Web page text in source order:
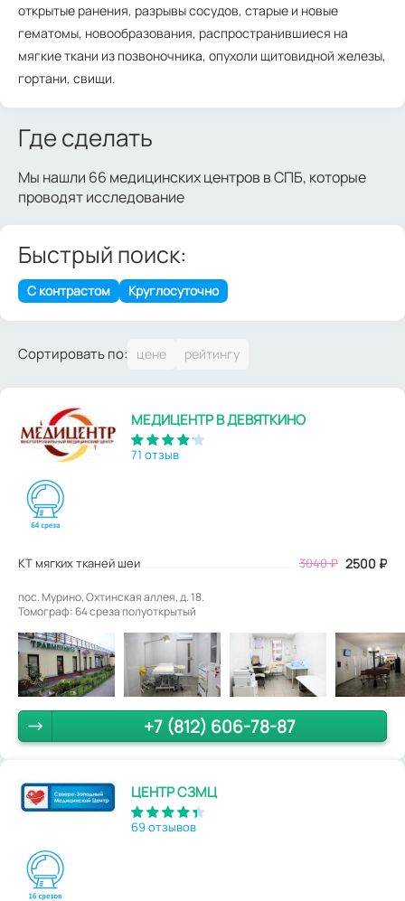
открытые ранения, разрывы сосудов, старые и новые
гематомы, новообразования, распространившиеся на
мягкие ткани из позвоночника, опухоли щитовидной железы,
гортани, свищи.
Где сделать
Мы нашли 66 медицинских центров в СПБ, которые
проводят исследование
Быстрый поиск:
С контрастом Круглосуточно
Сортировать по:
МЕДИЦЕНТР В ДЕВЯТКИНО
71 отзыв
КТ мягких тканей шеи 3040₽ 2500 ₽
пос. Мурино, Охтинская аллея, д. 18.
Томограф: 64 среза полуоткрытый
+7 (812) 606-78-87
ЦЕНТР СЗМЦ
69 отзывов